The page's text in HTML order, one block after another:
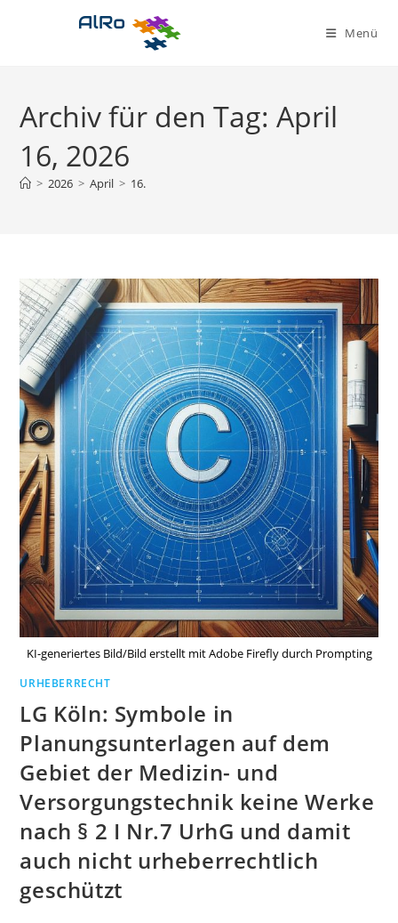
Menü
Archiv für den Tag: April
16, 2026
> 2026 > April > 16.
KI-generiertes Bild/Bild erstellt mit Adobe Firefly durch Prompting
URHEBERRECHT
LG Köln: Symbole in
Planungsunterlagen auf dem
Gebiet der Medizin- und
Versorgungstechnik keine Werke
nach § 2 I Nr.7 UrhG und damit
auch nicht urheberrechtlich
geschützt